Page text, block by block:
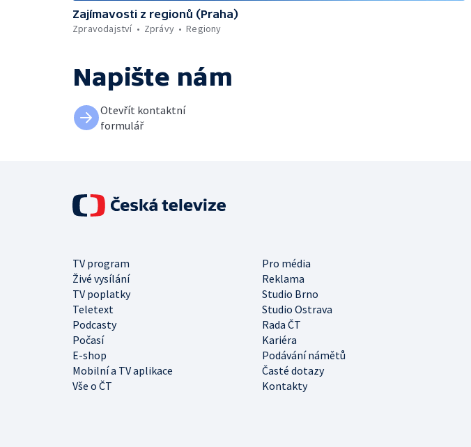
Zajímavosti z regionů (Praha)
Zpravodajství
Zprávy Regiony
Napište nám
Otevřít kontaktní
formulář
TV program
Pro média
Živé vysílání
Reklama
TV poplatky
Studio Brno
Teletext
Studio Ostrava
Podcasty
Rada ČT
Počasí
Kariéra
E-shop
Podávání námětů
Mobilní a TV aplikace
Časté dotazy
Vše o ČT
Kontakty